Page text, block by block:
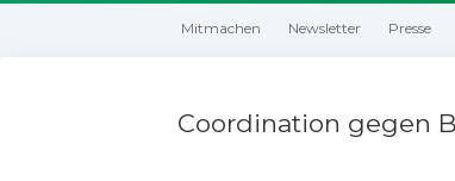
Mitmachen Newsletter Presse
Coordination gegen